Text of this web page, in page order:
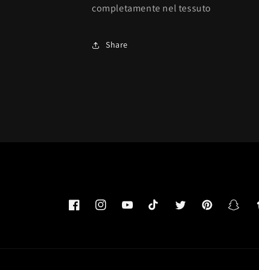
completamente nel tessuto
Share
FacebookInstagramYouTubeTikTok TwitterPinterest